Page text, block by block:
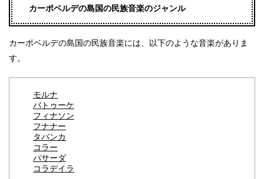
カーポベルデの島国の民族音楽のジャンル
カーポベルデの島国の民族音楽には、以下のような音楽がありま
す。
モルナ
バトゥーケ
フィナソン
フナナー
タバンカ
コラー
パサーダ
コラデイラ